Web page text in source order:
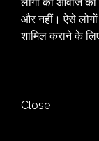
और नहीं। ऐसे लोगों
शामिल कराने के
Close